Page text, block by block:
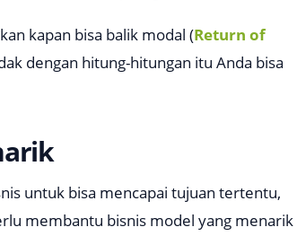
kapan bisa balik modal (Return of
dengan hitung-hitungan itu Anda bisa
untuk bisa mencapai tujuan tertentu,
membantu bisnis model yang menarik